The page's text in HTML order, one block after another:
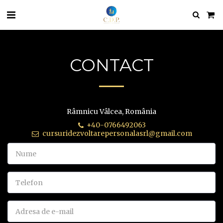
CONTACT
Râmnicu Vâlcea, România
+40-0766492063
cursuridezvoltarepersonalasrl@gmail.com